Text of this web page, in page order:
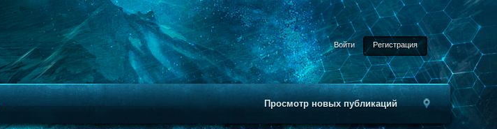
Войти Регистрация
Просмотр новых публикаций